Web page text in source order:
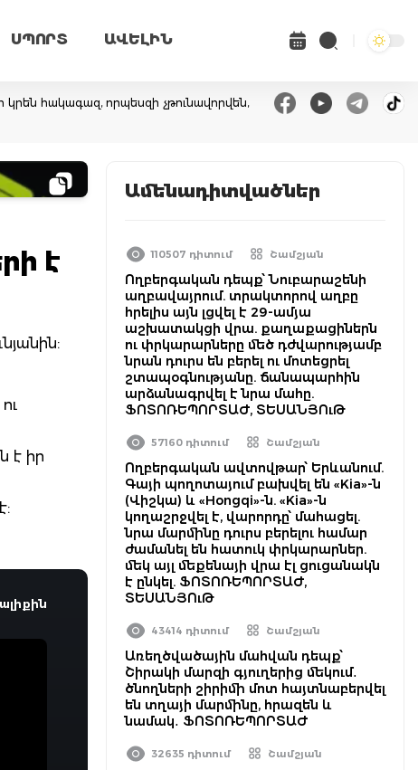
ՍՊՈՐՏ ԱՎԵԼԻՆ
հակագազ, որպեսզի չթունավորվեն,
է
է իր
ալիքին
Ամենադիտվածներ
110507 դիտում Շամշյան
Ողբերգական դեպք՝ Նուբարաշենի
աղբավայրում. տրակտորով աղբը
հրելիս այն լցվել է 29-ամյա
աշխատակցի վրա. քաղաքացիներն
ու փրկարարները մեծ դժվարությամբ
նրան դուրս են բերել ու մոտեցրել
շտապօգնությանը. ճանապարհին
արձանագրվել է նրա մահը.
ՖՈՏՈՌԵՊՈՐՏԱԺ, ՏԵՍԱՆՅՈւԹ
57160 դիտում Շամշյան
Ողբերգական ավտովթար՝ Երևանում.
Գայի պողոտայում բախվել են «Kia»-ն
(Վիշկա) և «Hongqi»-ն. «Kia»-ն
կողաշրջվել է, վարորդը՝ մահացել.
նրա մարմինը դուրս բերելու համար
ժամանել են հատուկ փրկարարներ.
մեկ այլ մեքենայի վրա էլ ցուցանակն
է ընկել. ՖՈՏՈՌԵՊՈՐՏԱԺ,
ՏԵՍԱՆՅՈւԹ
43414 դիտում Շամշյան
Առեղծվածային մահվան դեպք՝
Շիրակի մարզի գյուղերից մեկում․
ծնողների շիրիմի մոտ հայտնաբերվել
են տղայի մարմինը, հրազեն և
նամակ․ ՖՈՏՈՌԵՊՈՐՏԱԺ
32635 դիտում Շամշյան